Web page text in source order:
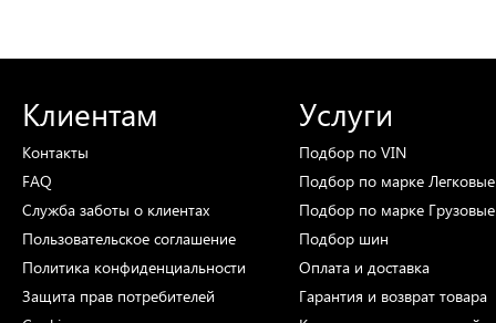
Клиентам
Контакты
FAQ
Служба заботы о клиентах
Пользовательское соглашение
Политика конфиденциальности
Защита прав потребителей
Услуги
Подбор по VIN
Подбор по марке
Подбор по марке
Подбор шин
Оплата и доставка
Гарантия и возврат товара